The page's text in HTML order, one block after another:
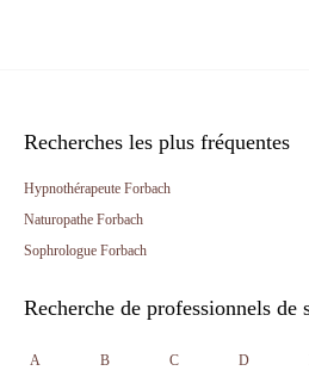
Recherches les plus fréquentes
Hypnothérapeute Forbach
Naturopathe Forbach
Sophrologue Forbach
Recherche de professionnels de
A B C D